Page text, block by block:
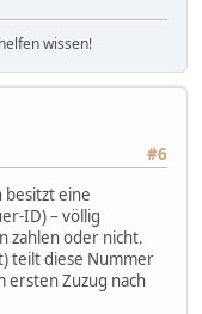
wissen!
#6
besitzt eine
ID) – völlig
zahlen oder nicht.
teilt diese Nummer
ersten Zuzug nach